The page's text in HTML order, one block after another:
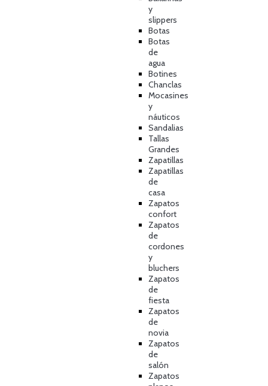
y
slippers
Botas
Botas
de
agua
Botines
Chanclas
Mocasines
y
náuticos
Sandalias
Tallas
Grandes
Zapatillas
Zapatillas
de
casa
Zapatos
confort
Zapatos
de
cordones
y
bluchers
Zapatos
de
fiesta
Zapatos
de
novia
Zapatos
de
salón
Zapatos